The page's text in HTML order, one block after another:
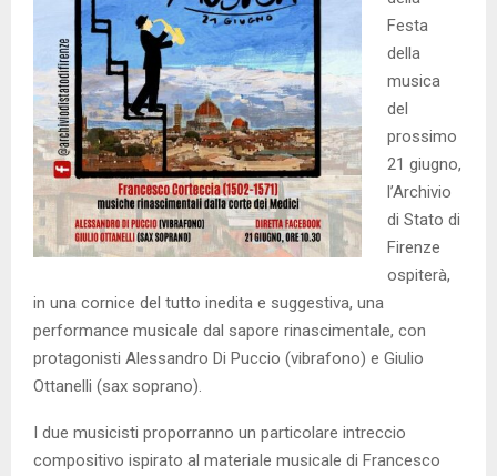
Festa
della
musica
del
prossimo
21 giugno,
l’Archivio
di Stato di
Firenze
ospiterà,
in una cornice del tutto inedita e suggestiva, una
performance musicale dal sapore rinascimentale, con
protagonisti Alessandro Di Puccio (vibrafono) e Giulio
Ottanelli (sax soprano).
I due musicisti proporranno un particolare intreccio
compositivo ispirato al materiale musicale di Francesco